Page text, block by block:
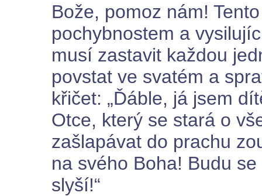
Bože, pomoz nám!
pochybnostem a
musí zastavit každou
povstat ve svatém a
křičet: „Ďáble, já jsem
Otce, který se stará o
zašlapávat do prachu
na svého Boha! Budu
slyší!“